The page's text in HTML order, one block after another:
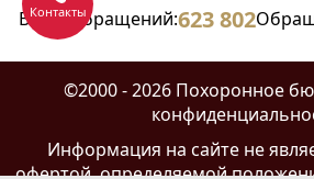
Всего обращений:623 802
©2000 - 2026 Похоронное
Информация на сайте не
офертой, определяемой
Контакты